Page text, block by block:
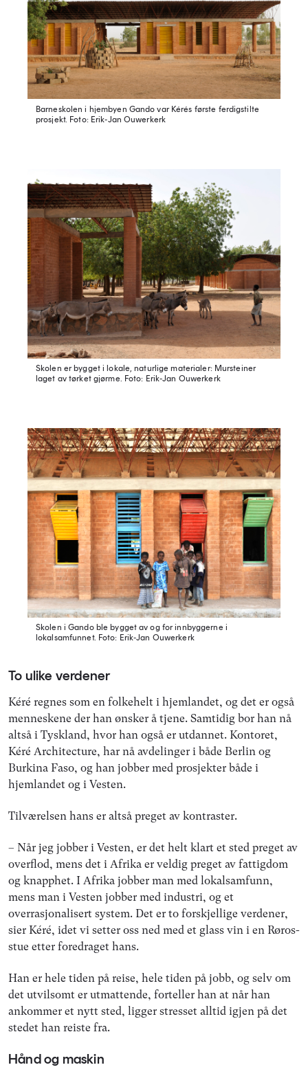
Barneskolen i hjembyen Gando var Kérés første ferdigstilte
prosjekt. Foto: Erik-Jan Ouwerkerk
Skolen er bygget i lokale, naturlige materialer: Mursteiner
laget av tørket gjørme. Foto: Erik-Jan Ouwerkerk
Skolen i Gando ble bygget av og for innbyggerne i
lokalsamfunnet. Foto: Erik-Jan Ouwerkerk
To ulike verdener
Kéré regnes som en folkehelt i hjemlandet, og det er også
menneskene der han ønsker å tjene. Samtidig bor han nå
altså i Tyskland, hvor han også er utdannet. Kontoret,
Kéré Architecture, har nå avdelinger i både Berlin og
Burkina Faso, og han jobber med prosjekter både i
hjemlandet og i Vesten.
Tilværelsen hans er altså preget av kontraster.
– Når jeg jobber i Vesten, er det helt klart et sted preget av
overflod, mens det i Afrika er veldig preget av fattigdom
og knapphet. I Afrika jobber man med lokalsamfunn,
mens man i Vesten jobber med industri, og et
overrasjonalisert system. Det er to forskjellige verdener,
sier Kéré, idet vi setter oss ned med et glass vin i en Røros-
stue etter foredraget hans.
Han er hele tiden på reise, hele tiden på jobb, og selv om
det utvilsomt er utmattende, forteller han at når han
ankommer et nytt sted, ligger stresset alltid igjen på det
stedet han reiste fra.
Hånd og maskin